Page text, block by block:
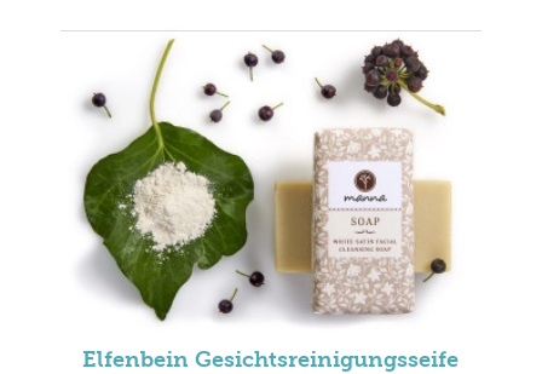
Elfenbein Gesichtsreinigungsseife